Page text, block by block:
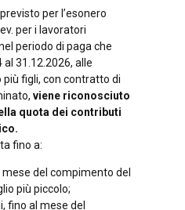
per l’esonero
per i lavoratori
periodo di paga che
al 31.12.2026, alle
più figli, con contratto di
viene riconosciuto
quota dei contributi
fino a:
del compimento del
più piccolo;
fino al mese del